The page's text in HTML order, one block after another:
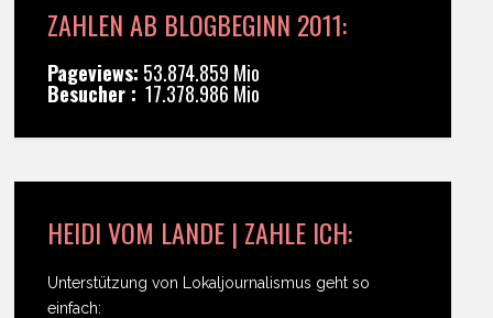
ZAHLEN AB BLOGBEGINN 2011:
Pageviews: 53.874.859 Mio
Besucher : 17.378.986 Mio
HEIDI VOM LANDE | ZAHLE ICH:
Unterstützung von Lokaljournalismus geht so
einfach: